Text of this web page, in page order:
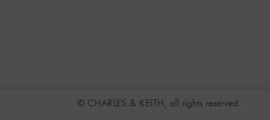
© CHARLES & KEITH, all rights reserved